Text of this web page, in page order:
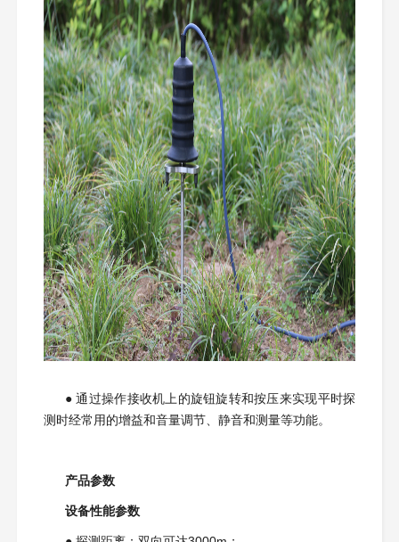
● 通过操作接收机上的旋钮旋转和按压来实现平时探
测时经常用的增益和音量调节、静音和测量等功能。
产品参数
设备性能参数